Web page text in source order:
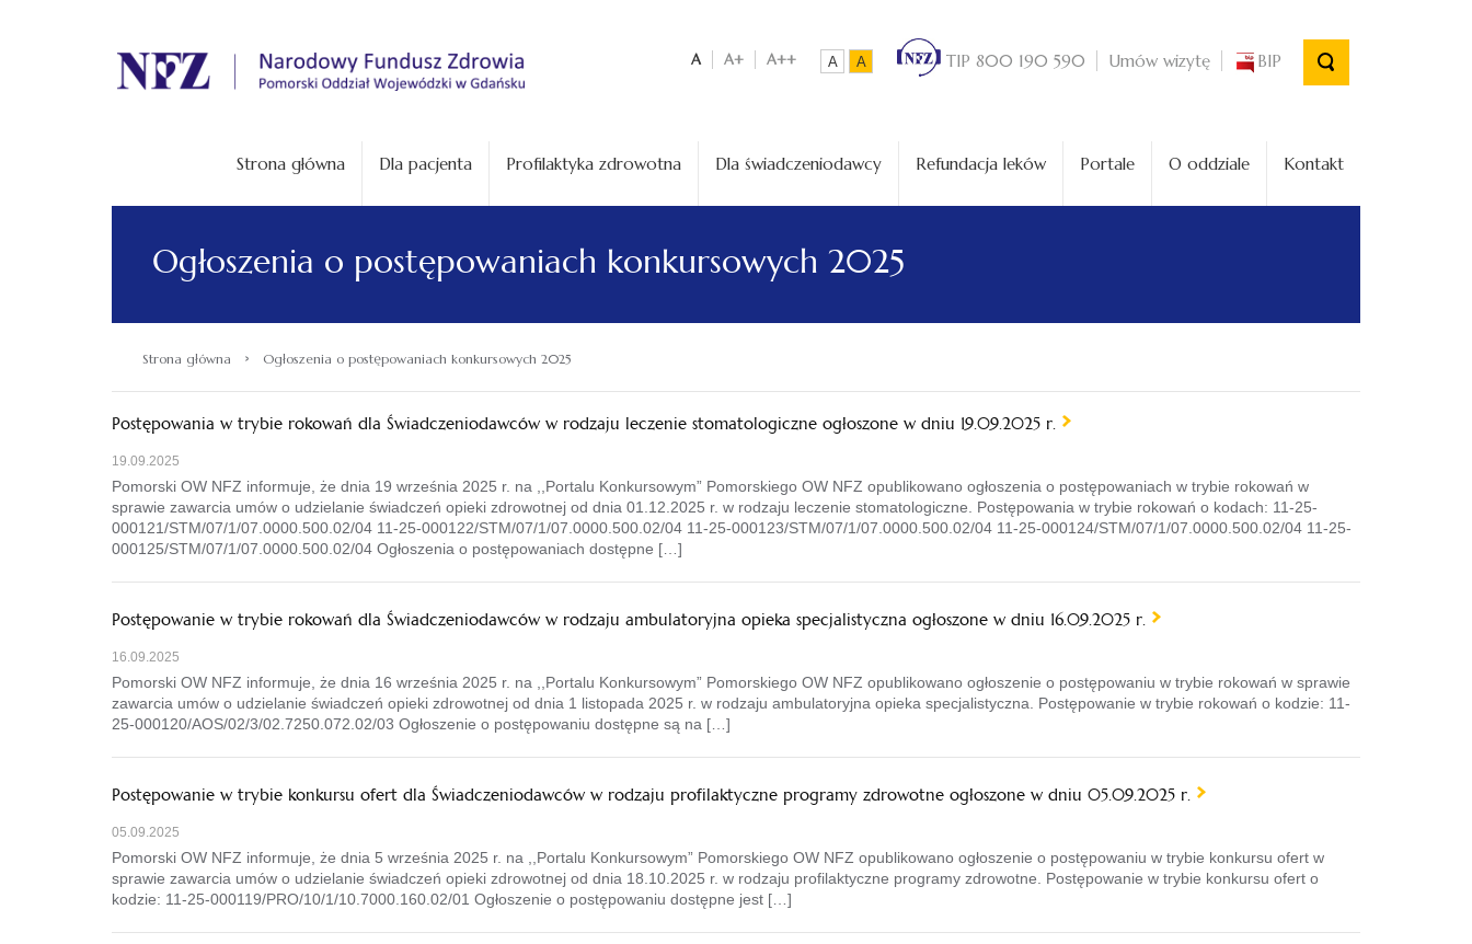
. A A+ A++ A A TIP 800 190 590 Umów wizytę BIP
Strona główna Dla pacjenta Profilaktyka zdrowotna Dla świadczeniodawcy Refundacja leków Portale O oddziale Kontakt
Ogłoszenia o postępowaniach konkursowych 2025
Strona główna › Ogłoszenia o postępowaniach konkursowych 2025
Postępowania w trybie rokowań dla Świadczeniodawców w rodzaju leczenie stomatologiczne ogłoszone w dniu 19.09.2025 r.
19.09.2025
Pomorski OW NFZ informuje, że dnia 19 września 2025 r. na ,,Portalu Konkursowym” Pomorskiego OW NFZ opublikowano ogłoszenia o postępowaniach w trybie rokowań w
sprawie zawarcia umów o udzielanie świadczeń opieki zdrowotnej od dnia 01.12.2025 r. w rodzaju leczenie stomatologiczne. Postępowania w trybie rokowań o kodach: 11-25-
000121/STM/07/1/07.0000.500.02/04 11-25-000122/STM/07/1/07.0000.500.02/04 11-25-000123/STM/07/1/07.0000.500.02/04 11-25-000124/STM/07/1/07.0000.500.02/04 11-25-
000125/STM/07/1/07.0000.500.02/04 Ogłoszenia o postępowaniach dostępne […]
Postępowanie w trybie rokowań dla Świadczeniodawców w rodzaju ambulatoryjna opieka specjalistyczna ogłoszone w dniu 16.09.2025 r.
16.09.2025
Pomorski OW NFZ informuje, że dnia 16 września 2025 r. na ,,Portalu Konkursowym” Pomorskiego OW NFZ opublikowano ogłoszenie o postępowaniu w trybie rokowań w sprawie
zawarcia umów o udzielanie świadczeń opieki zdrowotnej od dnia 1 listopada 2025 r. w rodzaju ambulatoryjna opieka specjalistyczna. Postępowanie w trybie rokowań o kodzie: 11-
25-000120/AOS/02/3/02.7250.072.02/03 Ogłoszenie o postępowaniu dostępne są na […]
Postępowanie w trybie konkursu ofert dla Świadczeniodawców w rodzaju profilaktyczne programy zdrowotne ogłoszone w dniu 05.09.2025 r.
05.09.2025
Pomorski OW NFZ informuje, że dnia 5 września 2025 r. na ,,Portalu Konkursowym” Pomorskiego OW NFZ opublikowano ogłoszenie o postępowaniu w trybie konkursu ofert w
sprawie zawarcia umów o udzielanie świadczeń opieki zdrowotnej od dnia 18.10.2025 r. w rodzaju profilaktyczne programy zdrowotne. Postępowanie w trybie konkursu ofert o
kodzie: 11-25-000119/PRO/10/1/10.7000.160.02/01 Ogłoszenie o postępowaniu dostępne jest […]